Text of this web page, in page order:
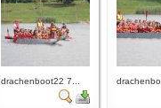
drachenboot22 7...